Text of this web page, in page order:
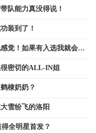
队能力真没得说！
装到了！
觉！如果有入选我就会参
密切的ALL-IN姐
棣奶奶？
雪纷飞的洛阳
全明星首发？